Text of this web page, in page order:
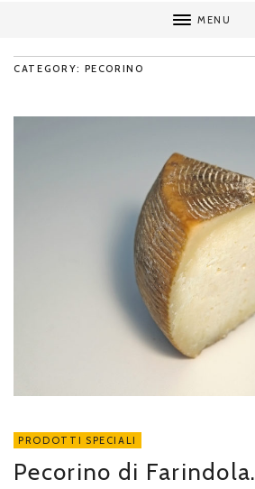
MENU
CATEGORY: PECORINO
PRODOTTI SPECIALI
Pecorino di Farindola.